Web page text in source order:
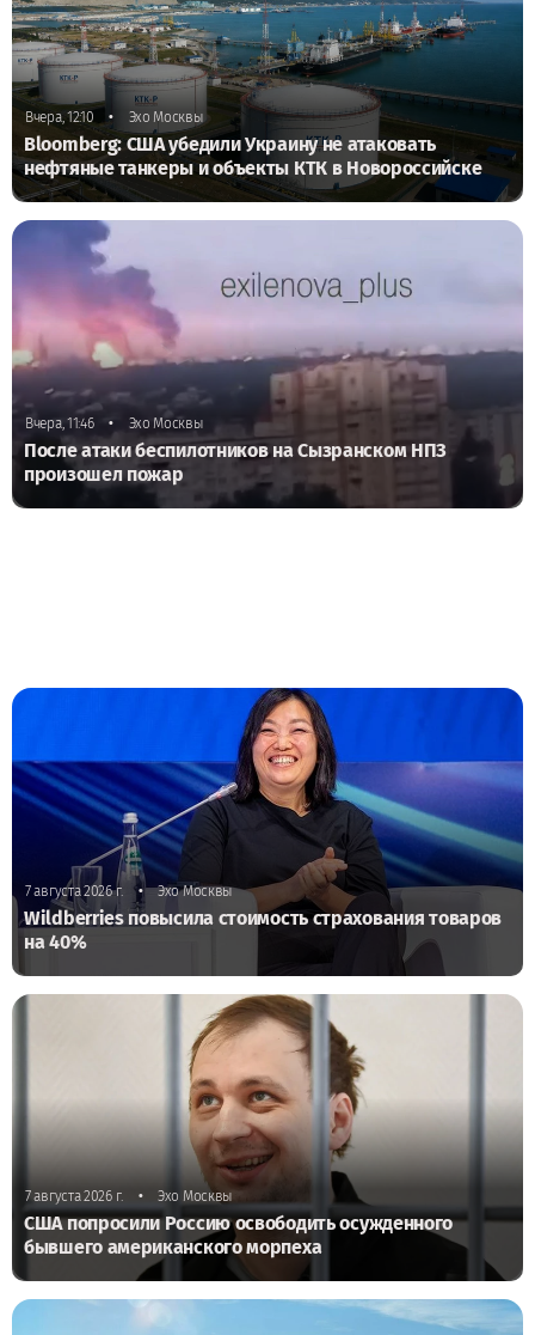
Вчера, 12:10 • Эхо Москвы
Bloomberg: США убедили Украину не атаковать
нефтяные танкеры и объекты КТК в Новороссийске
Вчера, 11:46 • Эхо Москвы
После атаки беспилотников на Сызранском НПЗ
произошел пожар
7 августа 2026 г. • Эхо Москвы
Wildberries повысила стоимость страхования товаров
на 40%
7 августа 2026 г. • Эхо Москвы
США попросили Россию освободить осужденного
бывшего американского морпеха